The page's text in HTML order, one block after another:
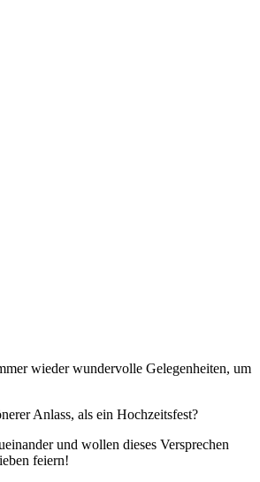
wieder wundervolle Gelegenheiten, um
Anlass, als ein Hochzeitsfest?
und wollen dieses Versprechen
feiern!